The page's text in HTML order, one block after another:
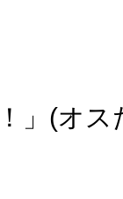
」(オ